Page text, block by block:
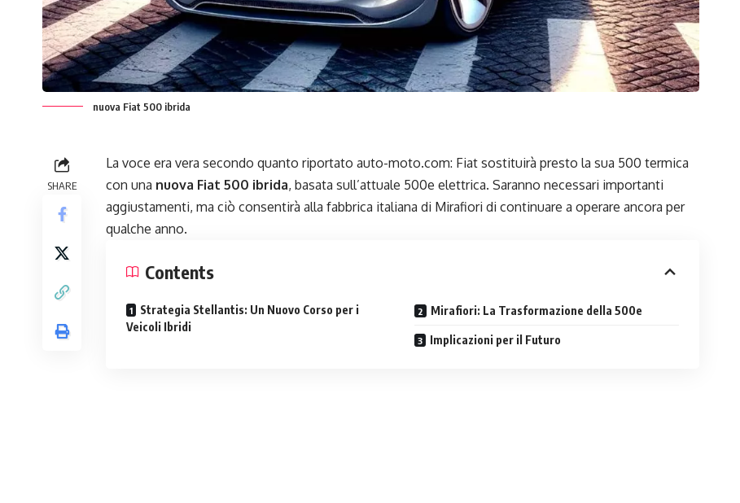
nuova Fiat 500 ibrida
SHARE
La voce era vera secondo quanto riportato auto-moto.com: Fiat sostituirà presto la sua 500 termica
con una nuova Fiat 500 ibrida, basata sull’attuale 500e elettrica. Saranno necessari importanti
aggiustamenti, ma ciò consentirà alla fabbrica italiana di Mirafiori di continuare a operare ancora per
qualche anno.
Contents
Strategia Stellantis: Un Nuovo Corso per i
Veicoli Ibridi
Mirafiori: La Trasformazione della 500e
Implicazioni per il Futuro